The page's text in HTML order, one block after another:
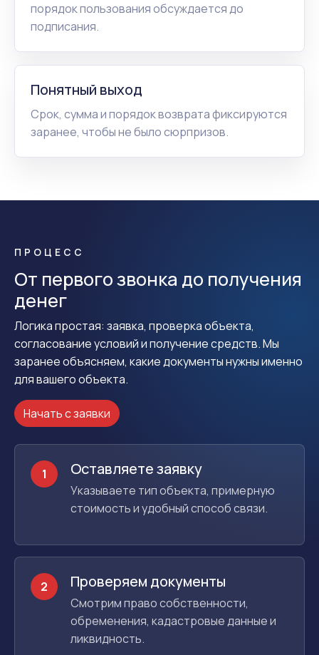
порядок пользования обсуждается до
подписания.
Понятный выход
Срок, сумма и порядок возврата фиксируются
заранее, чтобы не было сюрпризов.
ПРОЦЕСС
От первого звонка до получения
денег
Логика простая: заявка, проверка объекта,
согласование условий и получение средств. Мы
заранее объясняем, какие документы нужны именно
для вашего объекта.
Начать с заявки
1 Оставляете заявку
Указываете тип объекта, примерную
стоимость и удобный способ связи.
2 Проверяем документы
Смотрим право собственности,
обременения, кадастровые данные и
ликвидность.